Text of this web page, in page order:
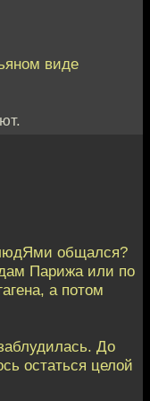
виде
общался?
Парижа или по
а потом
До
остаться целой